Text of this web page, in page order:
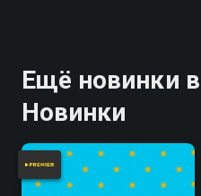
Ещё новинки
Новинки